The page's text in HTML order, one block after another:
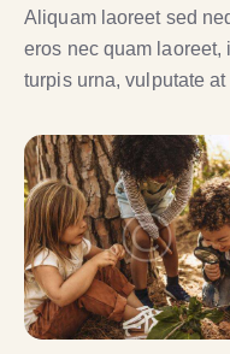
Aliquam laoreet sed
eros nec quam laoreet,
turpis urna, vulputate